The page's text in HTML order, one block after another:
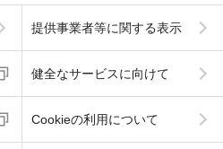
提供事業者等に関する表示
健全なサービスに向けて
Cookieの利用について